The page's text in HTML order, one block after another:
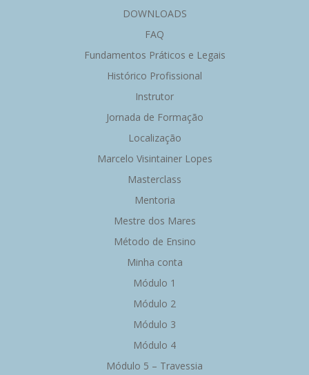
DOWNLOADS
FAQ
Fundamentos Práticos e Legais
Histórico Profissional
Instrutor
Jornada de Formação
Localização
Marcelo Visintainer Lopes
Masterclass
Mentoria
Mestre dos Mares
Método de Ensino
Minha conta
Módulo 1
Módulo 2
Módulo 3
Módulo 4
Módulo 5 – Travessia